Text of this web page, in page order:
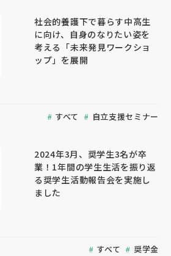
社会的養護下で暮らす中高生
に向け、自身のなりたい姿を
考える「未来発見ワークショ
ップ」を展開
すべて 自立支援セミナー
2024年3月、奨学生3名が卒
業！1年間の学生生活を振り返
る奨学生活動報告会を実施し
ました
すべて 奨学金